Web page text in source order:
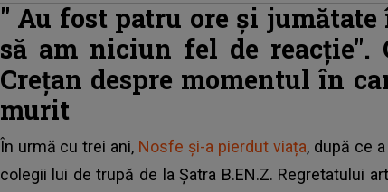
" Au fost patru ore și
să am niciun fel de reacție".
Crețan despre momentul în
murit
În urmă cu trei ani, Nosfe și-a pierdut viața, după ce
colegii lui de trupă de la Șatra B.EN.Z. Regretatului